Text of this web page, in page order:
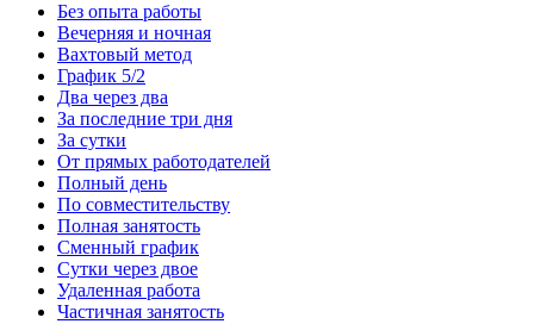
Без опыта работы
Вечерняя и ночная
Вахтовый метод
График 5/2
Два через два
За последние три дня
За сутки
От прямых работодателей
Полный день
По совместительству
Полная занятость
Сменный график
Сутки через двое
Удаленная работа
Частичная занятость